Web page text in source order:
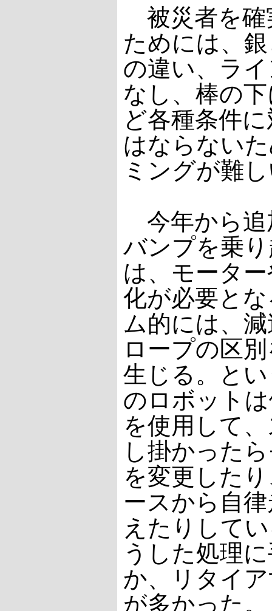
被災者を確
ためには、
の違い、ラ
なし、棒の
ど各種条件
はならない
ミングが難
今年から追
バンプを乗
は、モータ
化が必要と
ム的には、
ロープの区
生じる。と
のロボット
を使用して
し掛かった
を変更した
ースから自
えたりして
うした処理
か、リタイ
が多かった。